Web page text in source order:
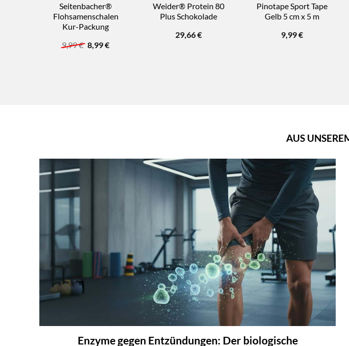
Seitenbacher®
Flohsamenschalen
Kur-Packung
9,99€ Ursprünglicher
Preis
8,99€Aktueller
Weider® Protein 80
Plus Schokolade
29,66€
Pinotape Sport Tape
Gelb 5 cm x 5 m
9,99€
AUS
Enzyme gegen Entzündungen: Der biologische